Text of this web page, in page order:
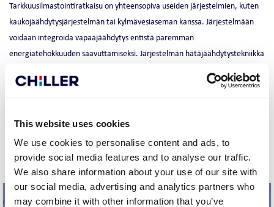
This website uses cookies
We use cookies to personalise content and ads, to
provide social media features and to analyse our traffic.
We also share information about your use of our site with
our social media, advertising and analytics partners who
may combine it with other information that you’ve
Tarkkuusilmastointiratkaisu on yhteensopiva useiden järjestelmien, kuten
kaukojäähdytysjärjestelmän tai kylmävesiaseman kanssa. Järjestelmään
voidaan integroida vapaajäähdytys entistä paremman
energiatehokkuuden saavuttamiseksi. Järjestelmän hätäjäähdytystekniikka
REFERENSSIT